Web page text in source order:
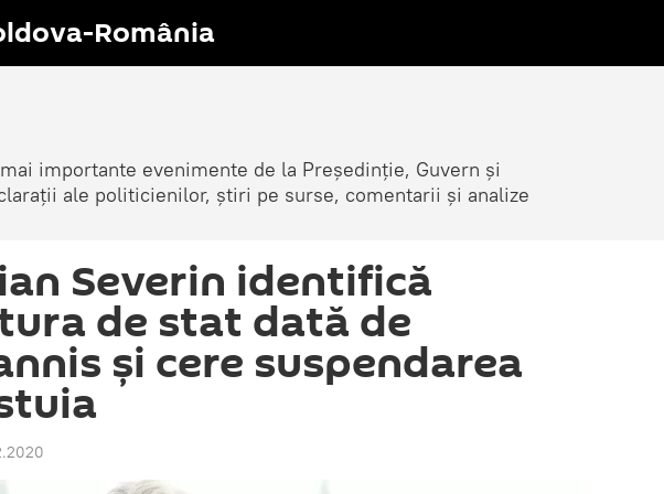
România
importante evenimente de la Președinție, Guvern și
ale politicienilor, știri pe surse, comentarii și analize
Severin identifică
de stat dată de
și cere suspendarea